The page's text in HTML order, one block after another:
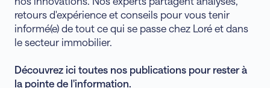
retours d'expérience et conseils pour vous tenir
informé(e) de tout ce qui se passe chez Loré et dans
le secteur immobilier.
Découvrez ici toutes nos publications pour rester à
la pointe de l'information.